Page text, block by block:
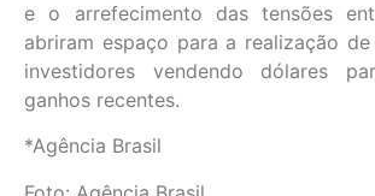
e o arrefecimento das tensões
abriram espaço para a realização
investidores vendendo dólares
ganhos recentes.
*Agência Brasil